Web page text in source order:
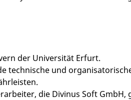
der Universität Erfurt.
technische und
die Divinus Soft